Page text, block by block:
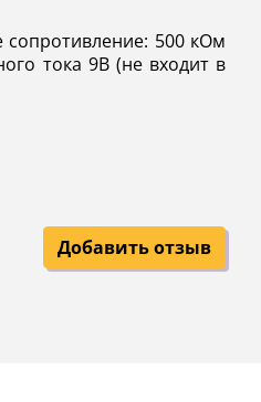
сопротивление: 500 кОм
тока 9В (не входит в
Добавить отзыв